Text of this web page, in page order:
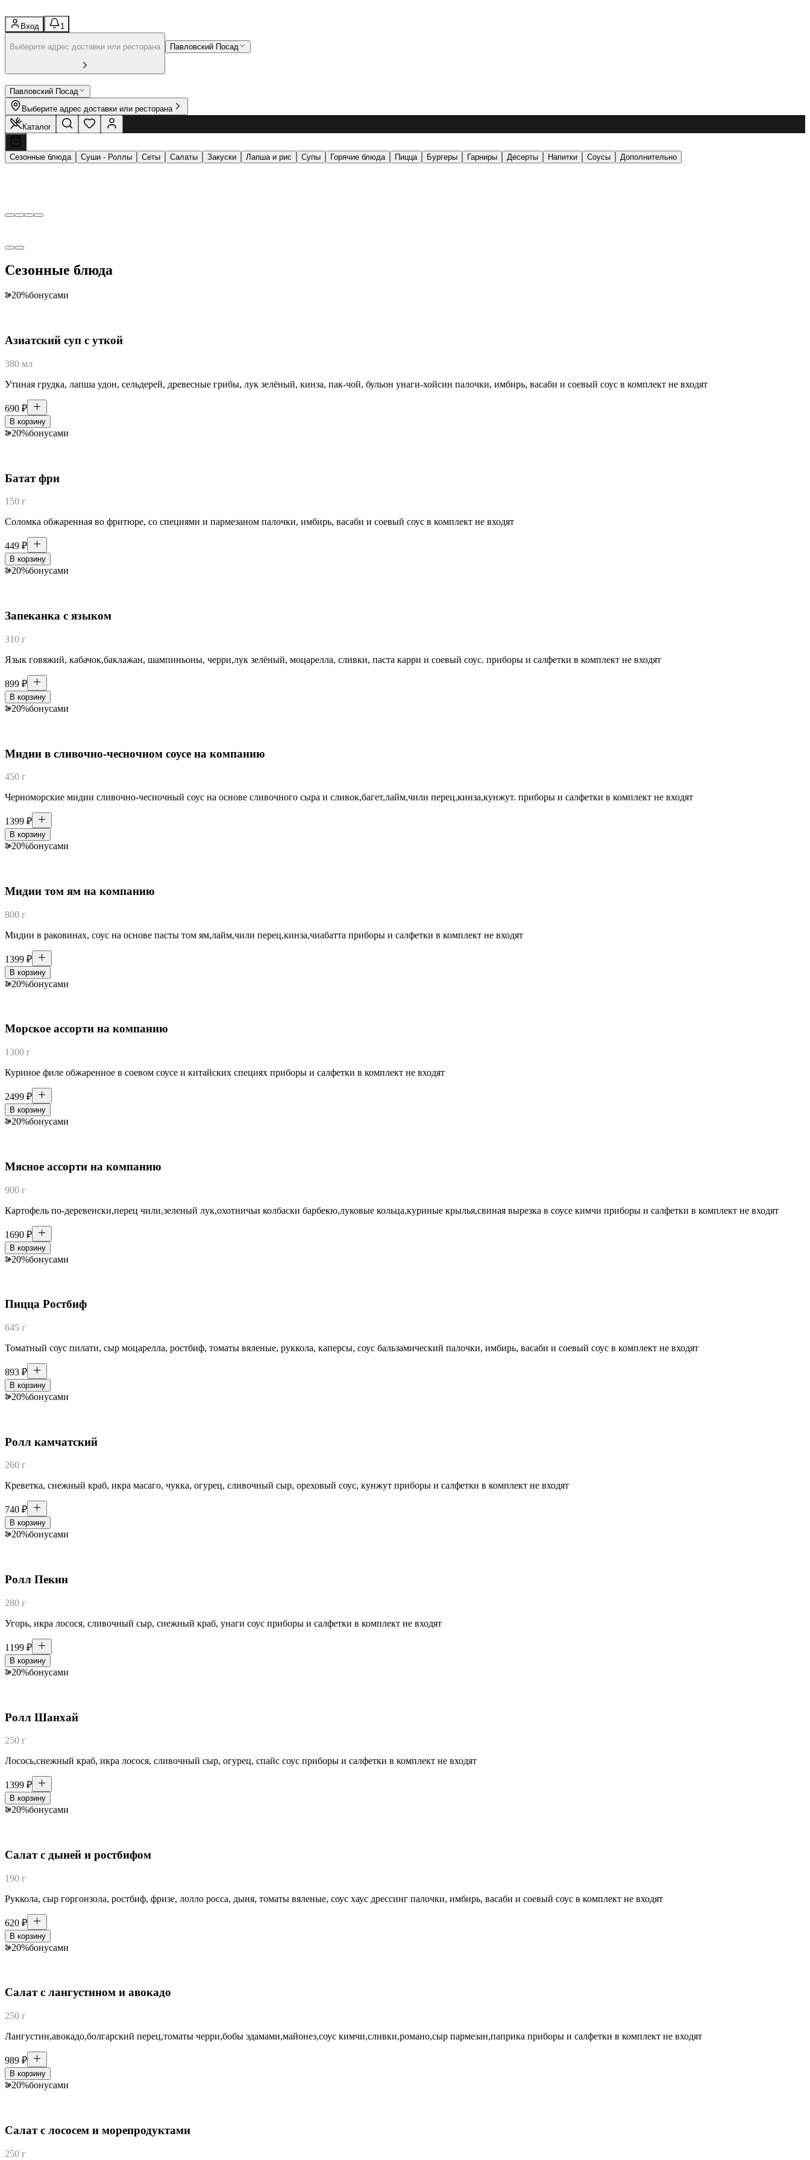
Вход 1
Выберите адрес доставки или ресторана Павловский Посад
Павловский Посад
Выберите адрес доставки или ресторана
Каталог
Сезонные блюда Суши - Роллы Сеты Салаты Закуски Лапша и рис Супы Горячие блюда Пицца Бургеры Гарниры Десерты Напитки Соусы Дополнительно
Сезонные блюда
20%бонусами
Азиатский суп с уткой
380 мл
Утиная грудка, лапша удон, сельдерей, древесные грибы, лук зелёный, кинза, пак-чой, бульон унаги-хойсин палочки, имбирь, васаби и соевый соус в комплект не входят
690 ₽
В корзину
20%бонусами
Батат фри
150 г
Соломка обжаренная во фритюре, со специями и пармезаном палочки, имбирь, васаби и соевый соус в комплект не входят
449 ₽
В корзину
20%бонусами
Запеканка с языком
310 г
Язык говяжий, кабачок,баклажан, шампиньоны, черри,лук зелёный, моцарелла, сливки, паста карри и соевый соус. приборы и салфетки в комплект не входят
899 ₽
В корзину
20%бонусами
Мидии в сливочно-чесночном соусе на компанию
450 г
Черноморские мидии сливочно-чесночный соус на основе сливочного сыра и сливок,багет,лайм,чили перец,кинза,кунжут. приборы и салфетки в комплект не входят
1399 ₽
В корзину
20%бонусами
Мидии том ям на компанию
800 г
Мидии в раковинах, соус на основе пасты том ям,лайм,чили перец,кинза,чиабатта приборы и салфетки в комплект не входят
1399 ₽
В корзину
20%бонусами
Морское ассорти на компанию
1300 г
Куриное филе обжаренное в соевом соусе и китайских специях приборы и салфетки в комплект не входят
2499 ₽
В корзину
20%бонусами
Мясное ассорти на компанию
900 г
Картофель по-деревенски,перец чили,зеленый лук,охотничьи колбаски барбекю,луковые кольца,куриные крылья,свиная вырезка в соусе кимчи приборы и салфетки в комплект не входят
1690 ₽
В корзину
20%бонусами
Пицца Ростбиф
645 г
Томатный соус пилати, сыр моцарелла, ростбиф, томаты вяленые, руккола, каперсы, соус бальзамический палочки, имбирь, васаби и соевый соус в комплект не входят
893 ₽
В корзину
20%бонусами
Ролл камчатский
260 г
Креветка, снежный краб, икра масаго, чукка, огурец, сливочный сыр, ореховый соус, кунжут приборы и салфетки в комплект не входят
740 ₽
В корзину
20%бонусами
Ролл Пекин
280 г
Угорь, икра лосося, сливочный сыр, снежный краб, унаги соус приборы и салфетки в комплект не входят
1199 ₽
В корзину
20%бонусами
Ролл Шанхай
250 г
Лосось,снежный краб, икра лосося, сливочный сыр, огурец, спайс соус приборы и салфетки в комплект не входят
1399 ₽
В корзину
20%бонусами
Салат с дыней и ростбифом
190 г
Руккола, сыр горгонзола, ростбиф, фризе, лолло росса, дыня, томаты вяленые, соус хаус дрессинг палочки, имбирь, васаби и соевый соус в комплект не входят
620 ₽
В корзину
20%бонусами
Салат с лангустином и авокадо
250 г
Лангустин,авокадо,болгарский перец,томаты черри,бобы эдамами,майонез,соус кимчи,сливки,романо,сыр пармезан,паприка приборы и салфетки в комплект не входят
989 ₽
В корзину
20%бонусами
Салат с лососем и морепродуктами
250 г